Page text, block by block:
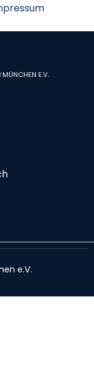
MÜNCHEN E.V.
e.V.